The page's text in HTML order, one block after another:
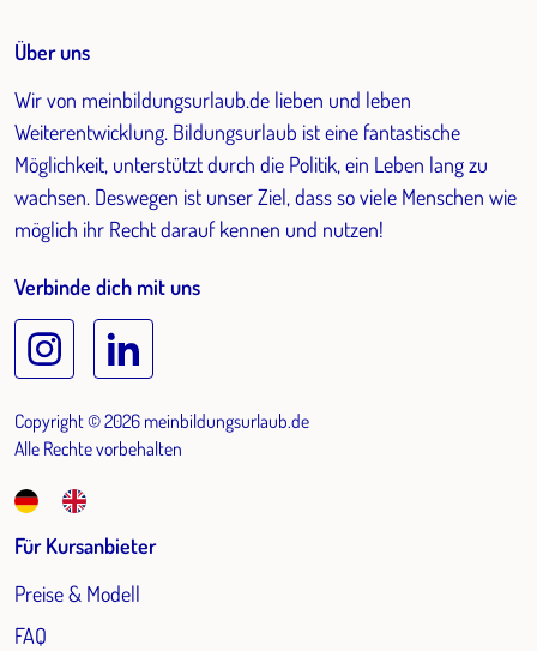
Über uns
Wir von meinbildungsurlaub.de lieben und leben
Weiterentwicklung. Bildungsurlaub ist eine fantastische
Möglichkeit, unterstützt durch die Politik, ein Leben lang zu
wachsen. Deswegen ist unser Ziel, dass so viele Menschen wie
möglich ihr Recht darauf kennen und nutzen!
Verbinde dich mit uns
Copyright © 2026 meinbildungsurlaub.de
Alle Rechte vorbehalten
Für Kursanbieter
Preise & Modell
FAQ